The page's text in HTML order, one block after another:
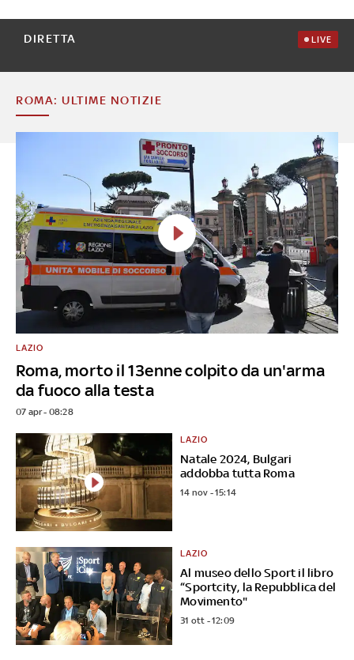
DIRETTA LIVE
ROMA: ULTIME NOTIZIE
Roma, morto il 13enne colpito da un'arma
da fuoco alla testa
LAZIO
07 apr - 08:28
Natale 2024, Bulgari
addobba tutta Roma
LAZIO
14 nov - 15:14
Al museo dello Sport il libro
“Sportcity, la Repubblica del
Movimento"
LAZIO
31 ott - 12:09